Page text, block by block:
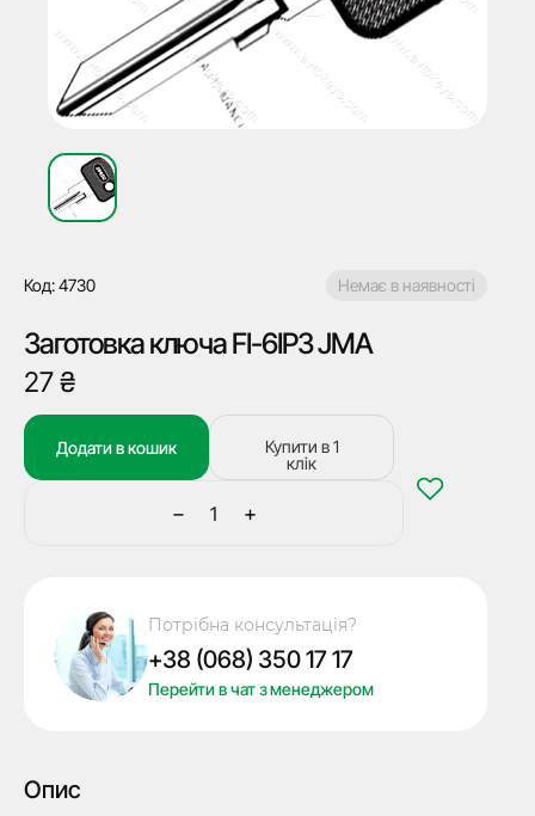
Код: 4730 Немає в наявності
Заготовка ключа FI-6IP3 JMA
27₴
−
Заготовка
JMA
кількість
+
Додати в кошик
Купити в 1
клік
Потрібна консультація?
+38 (068) 350 17 17
Перейти в чат з менеджером
Опис